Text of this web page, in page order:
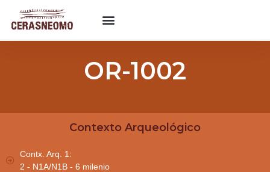
OR-1002
Contexto Arqueológico
Contx. Arq. 1:
2 - N1A/N1B - 6 milenio